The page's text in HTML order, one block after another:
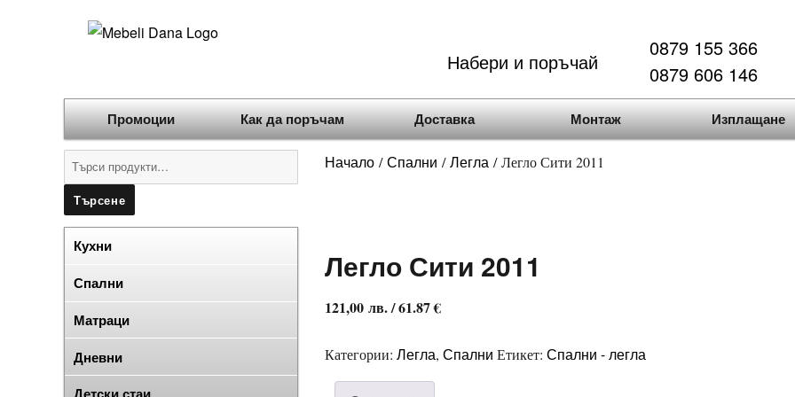
Набери и поръчай
0879 155 366
0879 606 146
Промоции Как да поръчам Доставка Монтаж Изплащане
Начало /Спални /Легла / Легло Сити 2011
Легло Сити 2011
121,00лв./ 61.87 €
Категории:Легла,Спални Етикет:Спални - легла
Търсене
Кухни
Спални
Матраци
Дневни